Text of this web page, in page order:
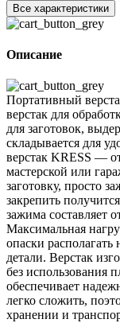
Все характеристики
Описание
Портативный
верстак для
для заготовок,
складывается для
верстак KRESS —
мастерской или
заготовку, просто
закрепить
зажима составляет
Максимальная
опаски
детали. Верстак
без использования
обеспечивает
легко сложить,
хранении и